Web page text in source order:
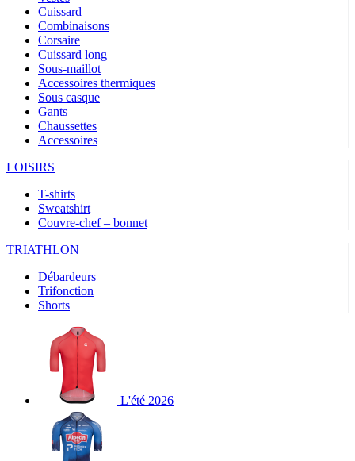
Cuissard
Combinaisons
Corsaire
Cuissard long
Sous-maillot
Accessoires thermiques
Sous casque
Gants
Chaussettes
Accessoires
LOISIRS
T-shirts
Sweatshirt
Couvre-chef – bonnet
TRIATHLON
Débardeurs
Trifonction
Shorts
L'été 2026